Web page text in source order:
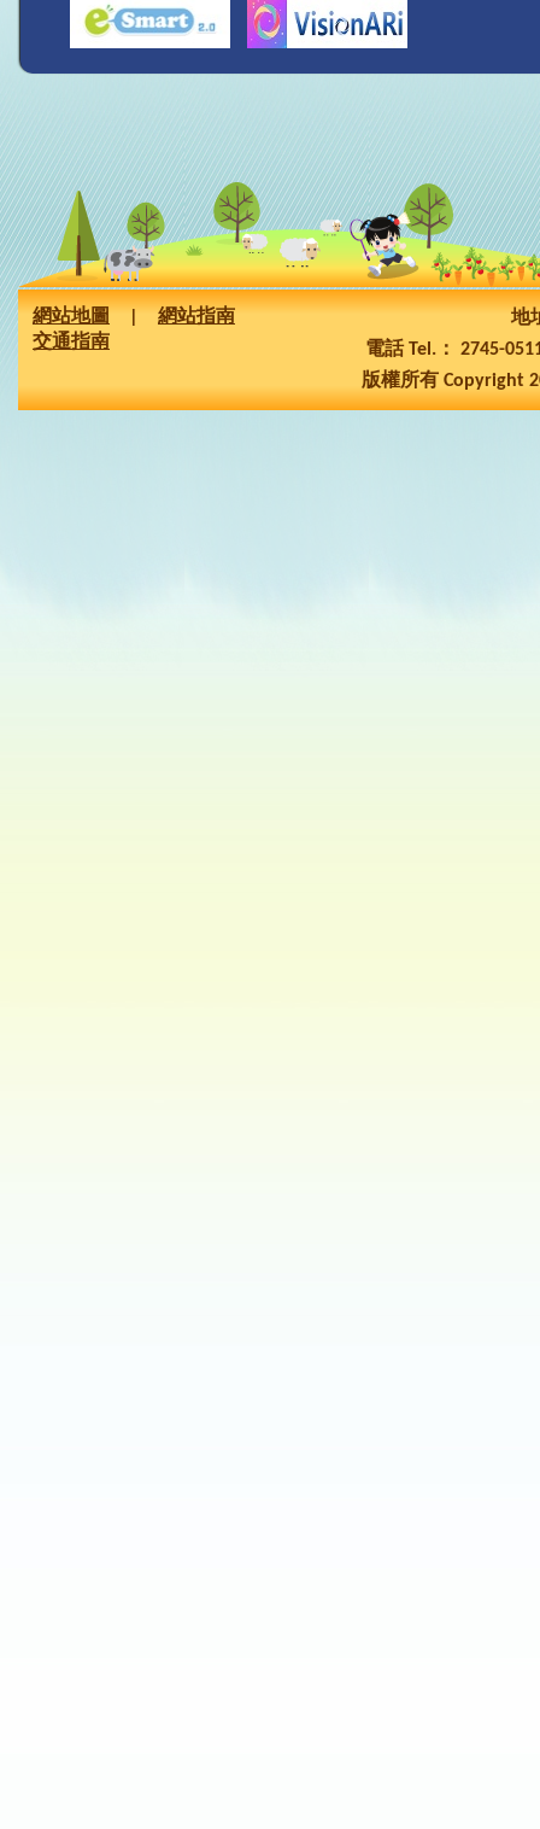
網站地圖
網站指南
交通指南
地
電話 Tel.： 2745-
版權所有 Copyright